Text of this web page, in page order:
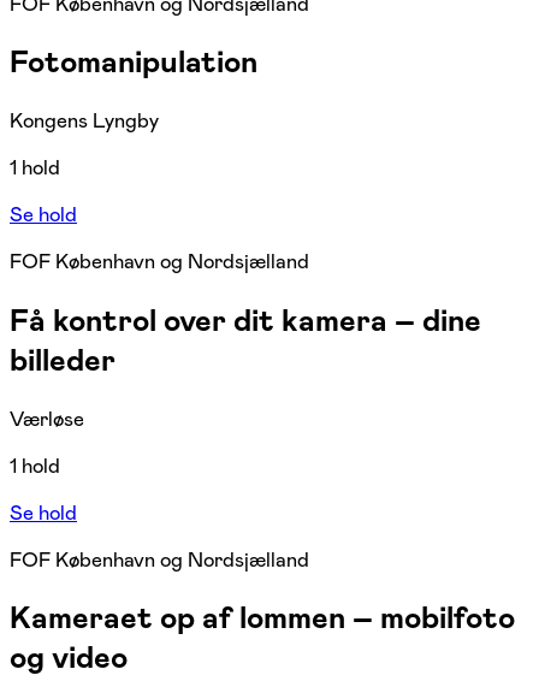
Fotomanipulation
Kongens Lyngby
1 hold
Se hold
FOF København og Nordsjælland
Få kontrol over dit kamera – dine
billeder
Værløse
1 hold
Se hold
FOF København og Nordsjælland
Kameraet op af lommen – mobilfoto
og video